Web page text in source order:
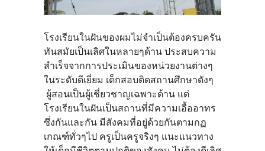
โรงเรียนในฝันของผมไม่จำเป็นต้องครบครัน
ทันสมัยเป็นเลิศในหลายๆด้าน ประสบความ
สำเร็จจากการประเมินของหน่วยงานต่างๆ
ในระดับดีเยี่ยม เด็กสอบติดสถานศึกษาดังๆ
ผู้สอนเป็นผู้เชี่ยวชาญเฉพาะด้าน แต่
โรงเรียนในฝันเป็นสถานที่มีความเอื้ออาทร
ซึ่งกันและกัน มีสังคมที่อยู่ด้วยกันตามกฏ
เกณฑ์ทั่วๆไป ครูเป็นครูจริงๆ แนะแนวทาง